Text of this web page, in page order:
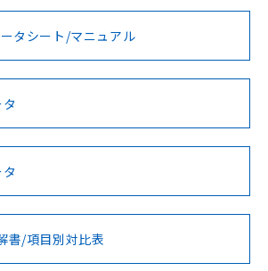
ご利用いただく前に、以下を必ずお読
件
製品のRoHS/REACH対応状況ページへ
DNV型式承認
（ノルウェー
BV型式承認
（フランス
KR型式
（韓国
No No No
この製品の規格認証/適合状況ページへ
はこちらのページからご検索ください
タシート/マニュアル
書/項目別対比表